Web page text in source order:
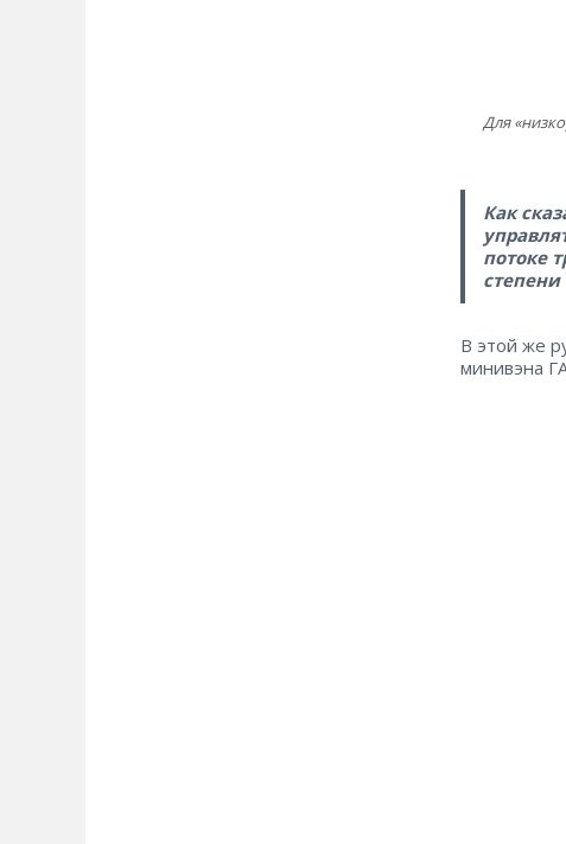
Для
Как
потоке
В этой же
минивэна